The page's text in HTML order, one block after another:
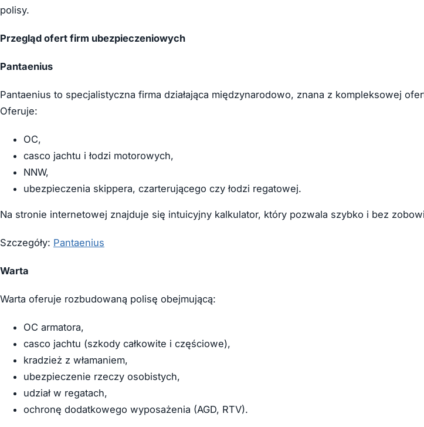
polisy.
Przegląd ofert firm ubezpieczeniowych
Pantaenius
Pantaenius to specjalistyczna firma działająca międzynarodowo, znana z kompleksowej
Oferuje:
OC,
casco jachtu i łodzi motorowych,
NNW,
ubezpieczenia skippera, czarterującego czy łodzi regatowej.
Na stronie internetowej znajduje się intuicyjny kalkulator, który pozwala szybko i bez
Szczegóły: Pantaenius
Warta
Warta oferuje rozbudowaną polisę obejmującą:
OC armatora,
casco jachtu (szkody całkowite i częściowe),
kradzież z włamaniem,
ubezpieczenie rzeczy osobistych,
udział w regatach,
ochronę dodatkowego wyposażenia (AGD, RTV).